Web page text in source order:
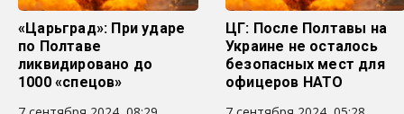
«Царьград»: При ударе
по Полтаве
ликвидировано до
1000 «спецов»
ЦГ: После Полтавы на
Украине не осталось
безопасных мест для
офицеров НАТО